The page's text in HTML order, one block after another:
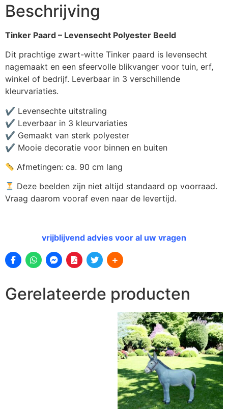
Beschrijving
Tinker Paard – Levensecht Polyester Beeld
Dit prachtige zwart-witte Tinker paard is levensecht
nagemaakt en een sfeervolle blikvanger voor tuin, erf,
winkel of bedrijf. Leverbaar in 3 verschillende
kleurvariaties.
✔ Levensechte uitstraling
✔ Leverbaar in 3 kleurvariaties
✔ Gemaakt van sterk polyester
✔ Mooie decoratie voor binnen en buiten
Afmetingen: ca. 90 cm lang
Deze beelden zijn niet altijd standaard op voorraad.
Vraag daarom vooraf even naar de levertijd.
vrijblijvend advies voor al uw vragen
Gerelateerde producten